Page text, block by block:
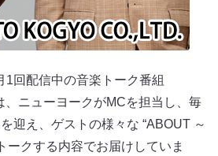
1回配信中の音楽トーク番組
、ニューヨークがMCを担当し、毎
迎え、ゲストの様々な “ABOUT ～
ークする内容でお届けしていま